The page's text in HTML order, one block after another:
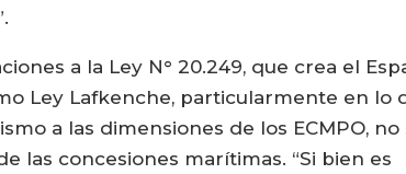
a la Ley N° 20.249, que crea el
Ley Lafkenche, particularmente en lo
a las dimensiones de los ECMPO, no
las concesiones marítimas. “Si bien es